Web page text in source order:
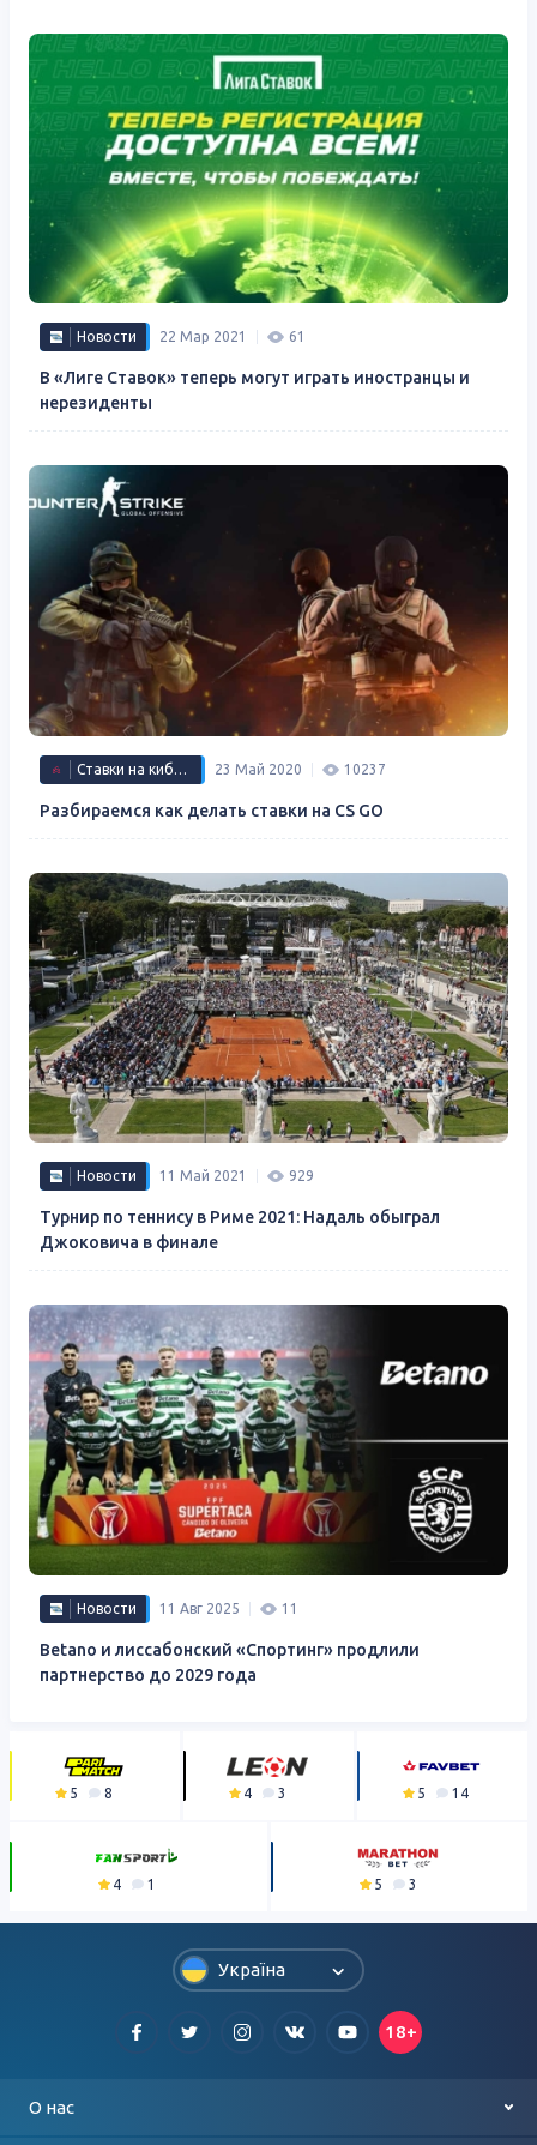
Новости 22 Мар 2021 61
В «Лиге Ставок» теперь могут играть иностранцы и
нерезиденты
Ставки на киберспорт 23 Май 2020 10237
Разбираемся как делать ставки на CS GO
Новости 11 Май 2021 929
Турнир по теннису в Риме 2021: Надаль обыграл
Джоковича в финале
Новости 11 Авг 2025 11
Betano и лиссабонский «Спортинг» продлили
партнерство до 2029 года
5 8 4 3 5 14
4 1 5 3
Україна
18+
О нас